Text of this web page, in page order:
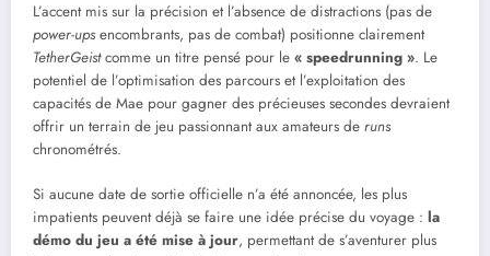
L’accent mis sur la précision et l’absence de distractions (pas de
power-ups encombrants, pas de combat) positionne clairement
TetherGeistcomme un titre pensé pour le « speedrunning ». Le
potentiel de l’optimisation des parcours et l’exploitation des
capacités de Mae pour gagner des précieuses secondes devraient
offrir un terrain de jeu passionnant aux amateurs de runs
chronométrés.
Si aucune date de sortie officielle n’a été annoncée, les plus
impatients peuvent déjà se faire une idée précise du voyage : la
démo du jeu a été mise à jour, permettant de s’aventurer plus